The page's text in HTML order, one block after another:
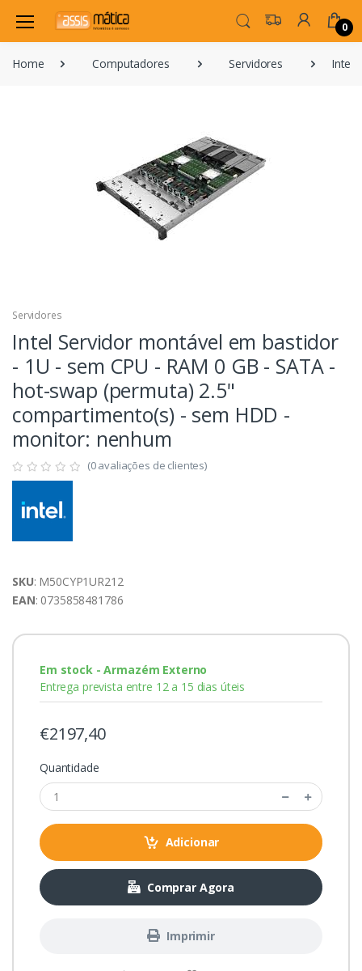
0
Home Computadores Servidores Intel
Servidores
Intel Servidor montável em bastidor
- 1U - sem CPU - RAM 0 GB - SATA -
hot-swap (permuta) 2.5"
compartimento(s) - sem HDD -
monitor: nenhum
(0 avaliações de clientes)
SKU: M50CYP1UR212
EAN: 0735858481786
Em stock - Armazém Externo
Entrega prevista entre 12 a 15 dias úteis
€2197,40
Quantidade
Adicionar
Comprar Agora
Imprimir